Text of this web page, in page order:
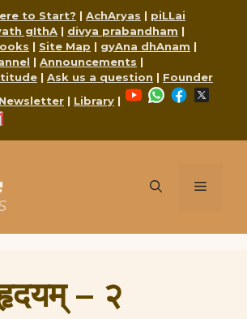
to Start? | AchAryas | piLLai
gIthA | divya prabandham |
| Site Map | gyAna dhAnam |
| Announcements |
| Ask us a question | Founder
Newsletter | Library |
YouTubeWhatsApp
Facebook
Menu
– २